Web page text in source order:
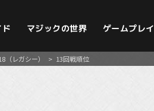
マジックの世界 ゲームプレイ
（レガシー） > 13回戦順位